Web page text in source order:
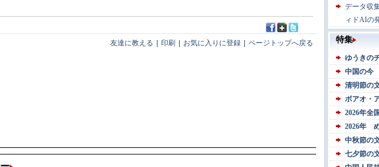
友達に教える 印刷 お気に入りに登録 ページトップへ戻る